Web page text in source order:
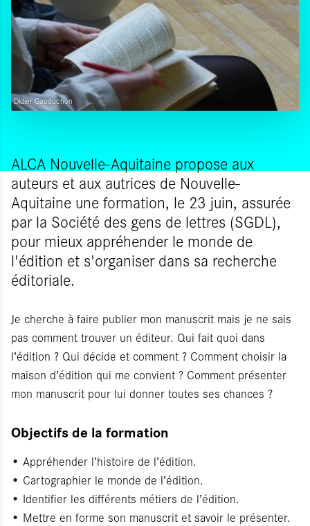
Didier Gauduchon
ALCA Nouvelle-Aquitaine propose aux
auteurs et aux autrices de Nouvelle-
Aquitaine une formation, le 23 juin, assurée
par la Société des gens de lettres (SGDL),
pour mieux appréhender le monde de
l'édition et s'organiser dans sa recherche
éditoriale.
Je cherche à faire publier mon manuscrit mais je ne sais
pas comment trouver un éditeur. Qui fait quoi dans
l’édition ? Qui décide et comment ? Comment choisir la
maison d’édition qui me convient ? Comment présenter
mon manuscrit pour lui donner toutes ses chances ?
Objectifs de la formation
• Appréhender l’histoire de l’édition.
• Cartographier le monde de l’édition.
• Identifier les différents métiers de l’édition.
• Mettre en forme son manuscrit et savoir le présenter.